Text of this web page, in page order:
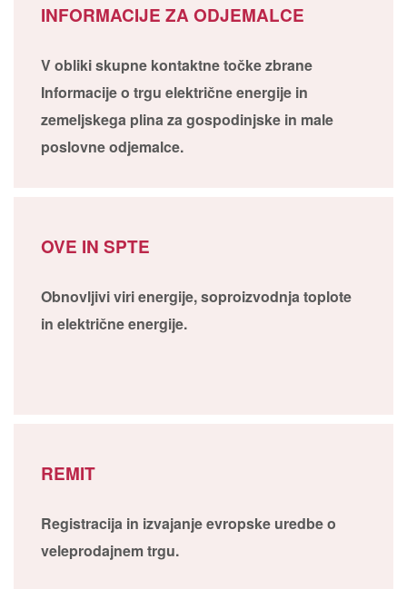
INFORMACIJE ZA ODJEMALCE
V obliki skupne kontaktne točke zbrane
Informacije o trgu električne energije in
zemeljskega plina za gospodinjske in male
poslovne odjemalce.
OVE IN SPTE
Obnovljivi viri energije, soproizvodnja toplote
in električne energije.
REMIT
Registracija in izvajanje evropske uredbe o
veleprodajnem trgu.